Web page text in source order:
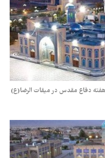
هفته دفاع مقدس در میقات الرضا(ع)